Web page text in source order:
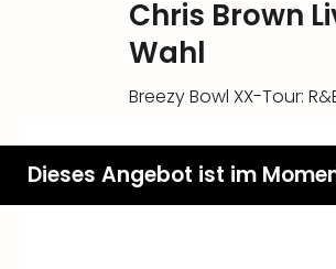
Chris Brown
Wahl
Breezy Bowl XX-Tour:
Dieses Angebot ist im